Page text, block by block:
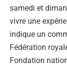
samedi et
vivre une
indique un
Fédération
Fondation